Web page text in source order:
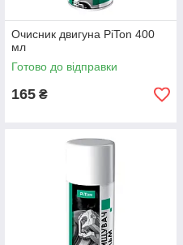
Очисник двигуна PiTon 400
мл
Готово до відправки
165 ₴